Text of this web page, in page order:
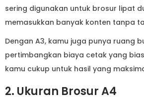
sering digunakan untuk brosur lipat
memasukkan banyak konten tanpa
Dengan A3, kamu juga punya ruang
pertimbangkan biaya cetak yang
kamu cukup untuk hasil yang
2. Ukuran Brosur A4